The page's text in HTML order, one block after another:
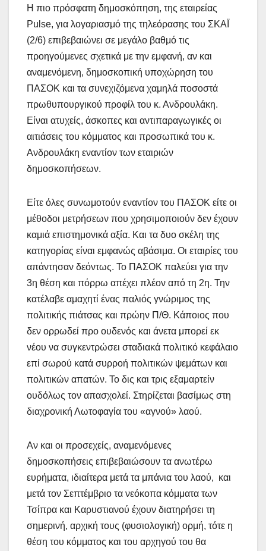
Η πιο πρόσφατη δημοσκόπηση, της εταιρείας
Pulse, για λογαριασμό της τηλεόρασης του ΣΚΑΪ
(2/6) επιβεβαιώνει σε μεγάλο βαθμό τις
προηγούμενες σχετικά με την εμφανή, αν και
αναμενόμενη, δημοσκοπική υποχώρηση του
ΠΑΣΟΚ και τα συνεχιζόμενα χαμηλά ποσοστά
πρωθυπουργικού προφίλ του κ. Ανδρουλάκη.
Είναι ατυχείς, άσκοπες και αντιπαραγωγικές οι
αιτιάσεις του κόμματος και προσωπικά του κ.
Ανδρουλάκη εναντίον των εταιριών
δημοσκοπήσεων.
Είτε όλες συνωμοτούν εναντίον του ΠΑΣΟΚ είτε οι
μέθοδοι μετρήσεων που χρησιμοποιούν δεν έχουν
καμιά επιστημονικά αξία. Και τα δυο σκέλη της
κατηγορίας είναι εμφανώς αβάσιμα. Οι εταιρίες του
απάντησαν δεόντως. Το ΠΑΣΟΚ παλεύει για την
3η θέση και πόρρω απέχει πλέον από τη 2η. Την
κατέλαβε αμαχητί ένας παλιός γνώριμος της
πολιτικής πιάτσας και πρώην Π/Θ. Κάποιος που
δεν ορρωδεί προ ουδενός και άνετα μπορεί εκ
νέου να συγκεντρώσει σταδιακά πολιτικό κεφάλαιο
επί σωρού κατά συρροή πολιτικών ψεμάτων και
πολιτικών απατών. Το δις και τρις εξαμαρτείν
ουδόλως τον απασχολεί. Στηρίζεται βασίμως στη
διαχρονική Λωτοφαγία του «αγνού» λαού.
Αν και οι προσεχείς, αναμενόμενες
δημοσκοπήσεις επιβεβαιώσουν τα ανωτέρω
ευρήματα, ιδιαίτερα μετά τα μπάνια του λαού, και
μετά τον Σεπτέμβριο τα νεόκοπα κόμματα των
Τσίπρα και Καρυστιανού έχουν διατηρήσει τη
σημερινή, αρχική τους (φυσιολογική) ορμή, τότε η
θέση του κόμματος και του αρχηγού του θα